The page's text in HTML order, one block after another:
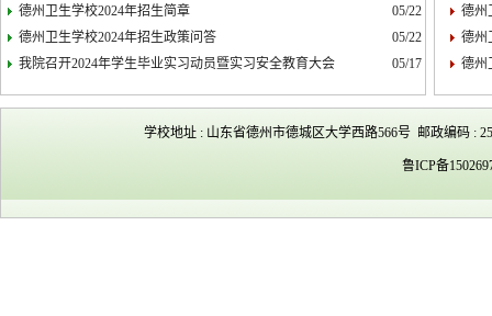
德州卫生学校2024年招生简章
05/22
德州卫生学校2024年招生政策问答
05/22
我院召开2024年学生毕业实习动员暨实习安全教育大会
05/17
德州
德州
德州
学校地址 : 山东省德州市德城区大学西路566号 邮政编码 :
鲁ICP备